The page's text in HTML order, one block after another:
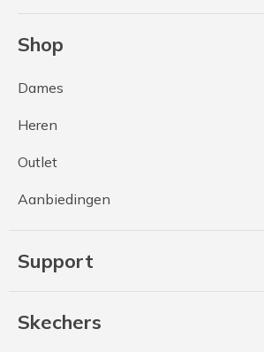
Shop
Dames
Heren
Outlet
Aanbiedingen
Support
Skechers